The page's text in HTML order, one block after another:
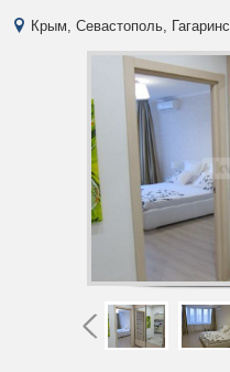
Крым, Севастополь,